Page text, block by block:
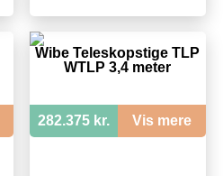
Wibe Teleskopstige TLP
WTLP 3,4 meter
282.375 kr. Vis mere